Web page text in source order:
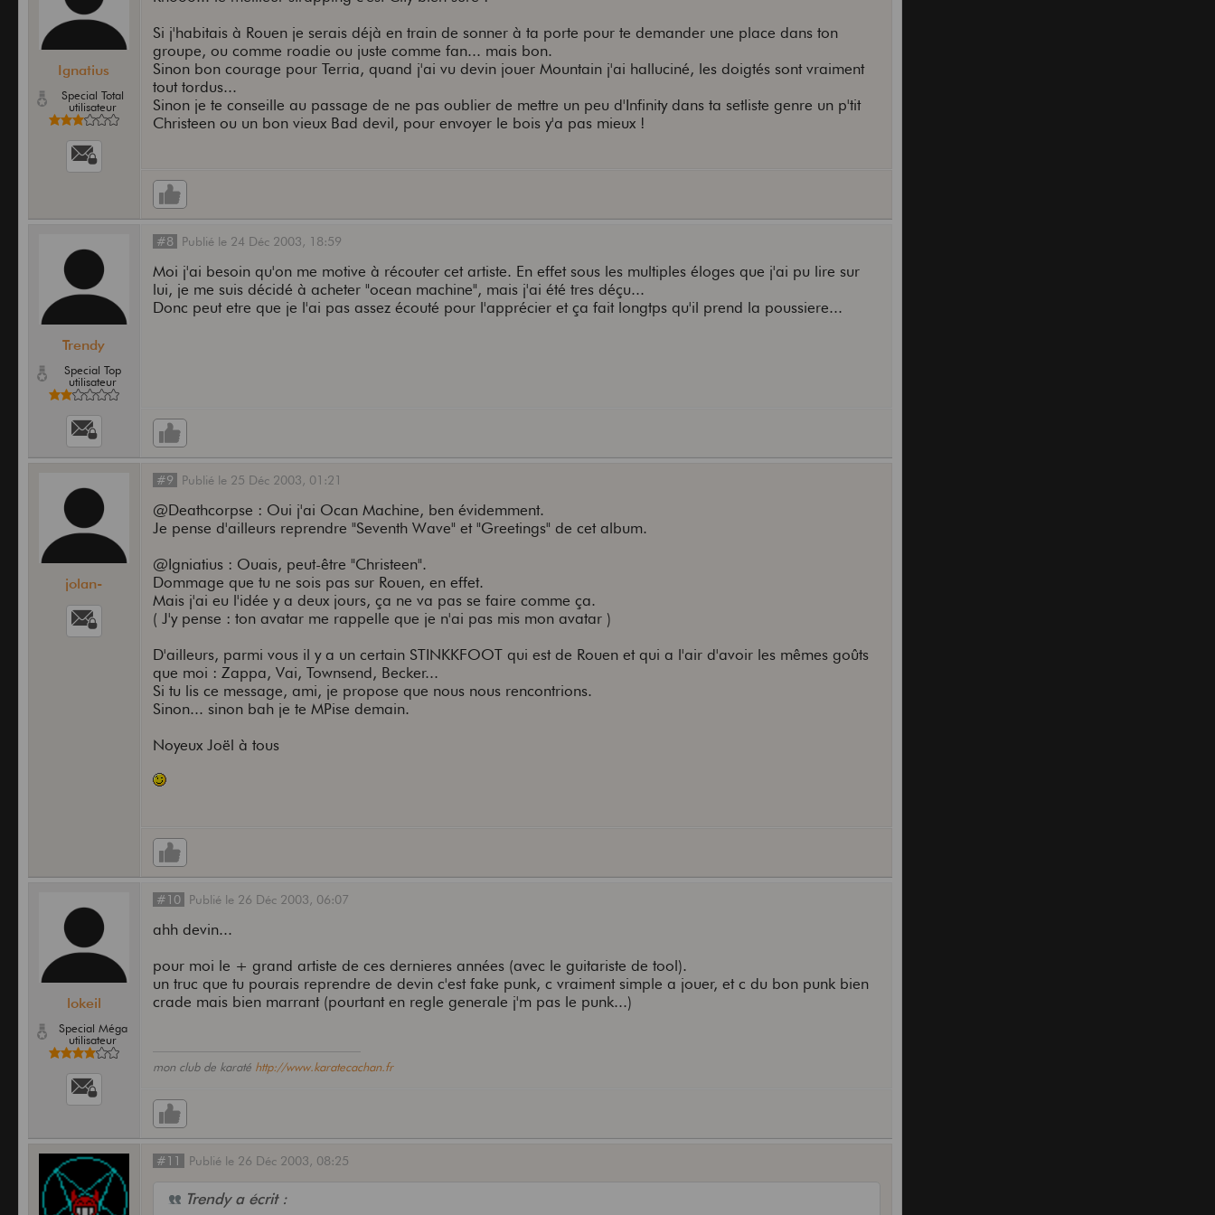
Ignatius
Special Total
utilisateur
Si j'habitais à Rouen je serais déjà en train de sonner à ta porte pour te demander une place dans ton
groupe, ou comme roadie ou juste comme fan... mais bon.
Sinon bon courage pour Terria, quand j'ai vu devin jouer Mountain j'ai halluciné, les doigtés sont vraiment
tout tordus...
Sinon je te conseille au passage de ne pas oublier de mettre un peu d'Infinity dans ta setliste genre un p'tit
Christeen ou un bon vieux Bad devil, pour envoyer le bois y'a pas mieux !
Trendy
Special Top
utilisateur
#8 Publié le 24 Déc 2003, 18:59
Moi j'ai besoin qu'on me motive à récouter cet artiste. En effet sous les multiples éloges que j'ai pu lire sur
lui, je me suis décidé à acheter "ocean machine", mais j'ai été tres déçu...
Donc peut etre que je l'ai pas assez écouté pour l'apprécier et ça fait longtps qu'il prend la poussiere...
jolan-
#9 Publié le 25 Déc 2003, 01:21
@Deathcorpse : Oui j'ai Ocan Machine, ben évidemment.
Je pense d'ailleurs reprendre "Seventh Wave" et "Greetings" de cet album.
@Igniatius : Ouais, peut-être "Christeen".
Dommage que tu ne sois pas sur Rouen, en effet.
Mais j'ai eu l'idée y a deux jours, ça ne va pas se faire comme ça.
( J'y pense : ton avatar me rappelle que je n'ai pas mis mon avatar )
D'ailleurs, parmi vous il y a un certain STINKKFOOT qui est de Rouen et qui a l'air d'avoir les mêmes goûts
que moi : Zappa, Vai, Townsend, Becker...
Si tu lis ce message, ami, je propose que nous nous rencontrions.
Sinon... sinon bah je te MPise demain.
Noyeux Joël à tous
lokeil
Special Méga
utilisateur
#10 Publié le 26 Déc 2003, 06:07
ahh devin...
pour moi le + grand artiste de ces dernieres années (avec le guitariste de tool).
un truc que tu pourais reprendre de devin c'est fake punk, c vraiment simple a jouer, et c du bon punk bien
crade mais bien marrant (pourtant en regle generale j'm pas le punk...)
mon club de karaté http://www.karatecachan.fr
#11 Publié le 26 Déc 2003, 08:25
Trendy a écrit :